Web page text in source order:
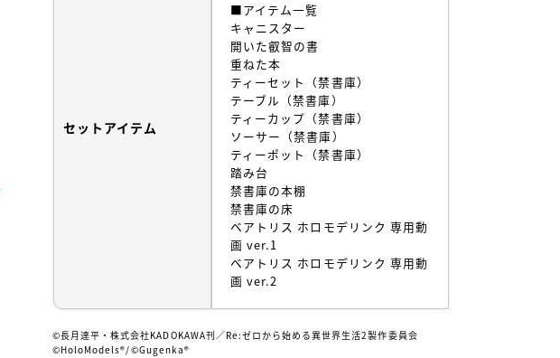
セットアイテム
■アイテム一覧
キャニスター
開いた叡智の書
重ねた本
ティーセット（禁書庫）
テーブル（禁書庫）
ティーカップ（禁書庫）
ソーサー（禁書庫）
ティーポット（禁書庫）
踏み台
禁書庫の本棚
禁書庫の床
ベアトリス ホロモデリンク 専用動
画 ver.1
ベアトリス ホロモデリンク 専用動
画 ver.2
©長月達平・株式会社KADOKAWA刊／Re:ゼロから始める異世界生活2製作委員会
©HoloModels®︎/©Gugenka®